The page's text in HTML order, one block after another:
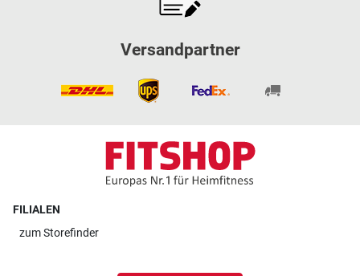
Versandpartner
FILIALEN
zumStorefinder